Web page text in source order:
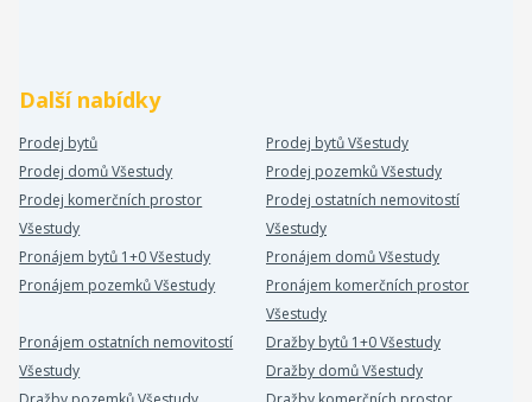
Další nabídky
Prodej bytů
Prodej bytů Všestudy
Prodej domů Všestudy
Prodej pozemků Všestudy
Prodej komerčních prostor
Všestudy
Prodej ostatních nemovitostí
Všestudy
Pronájem bytů 1+0 Všestudy
Pronájem domů Všestudy
Pronájem pozemků Všestudy
Pronájem komerčních prostor
Všestudy
Pronájem ostatních nemovitostí
Všestudy
Dražby bytů 1+0 Všestudy
Dražby domů Všestudy